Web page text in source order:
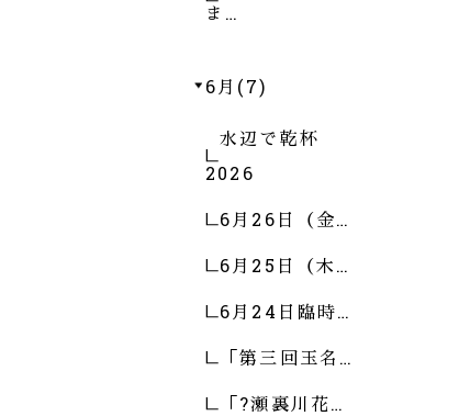
ま…
6月(7)
水辺で乾杯
2026
6月26日（金…
6月25日（木…
6月24日臨時…
「第三回玉名…
「?瀬裏川花…